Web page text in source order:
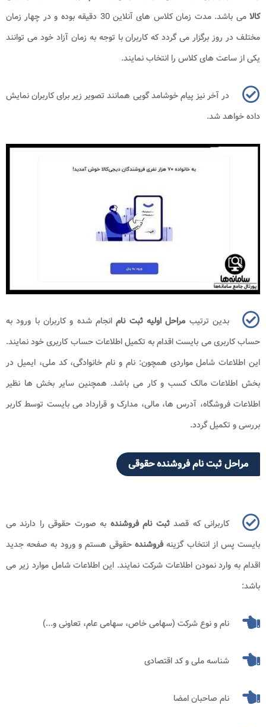
کالا
می باشد. مدت زمان کلاس های آنلاین 30 دقیقه بوده و در چهار زمان
مختلف در روز برگزار می گردد که کاربران با توجه به زمان آزاد خود می توانند
یکی از ساعت های کلاس را انتخاب نمایند.
در آخر نیز پیام خوشامد گویی همانند تصویر زیر برای کاربران نمایش
داده خواهد شد.
بدین ترتیب مراحل اولیه ثبت نامانجام شده و کاربران با ورود به
حساب کاربری می بایست اقدام به تکمیل اطلاعات حساب کاربری خود نمایند.
این اطلاعات شامل مواردی همچون: نام و نام خانوادگی، کد ملی، ایمیل در
بخش اطلاعات مالک کسب و کار می باشد. همچنین سایر بخش ها نظیر
اطلاعات فروشگاه، آدرس ها، مالی، مدارک و قرارداد می بایست توسط کاربر
بررسی و تکمیل گردد.
مراحل ثبت نام فروشنده حقوقی
کاربرانی که قصدثبت نام فروشنده به صورت حقوقی را دارند می
بایست پس از انتخاب گزینهفروشنده حقوقی هستم و ورود به صفحه جدید
اقدام به وارد نمودن اطلاعات شرکت نمایند. این اطلاعات شامل موارد زیر می
باشد:
نام و نوع شرکت (سهامی خاص، سهامی عام، تعاونی و...)
شناسه ملی و کد اقتصادی
نام صاحبان امضا